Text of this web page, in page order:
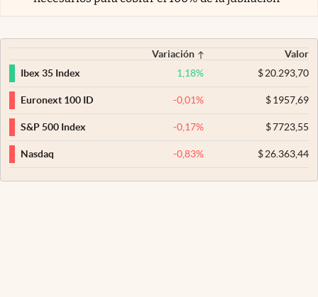
Variación
Valor
Ibex 35 Index
1,18% $20.293,70
Euronext 100 ID -0,01% $1957,69
S&P 500 Index -0,17% $7723,55
Nasdaq -0,83% $26.363,44